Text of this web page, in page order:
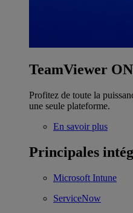
TeamViewer
Profitez de toute la
une seule plateforme.
En savoir plus
Principales
Microsoft Intune
ServiceNow